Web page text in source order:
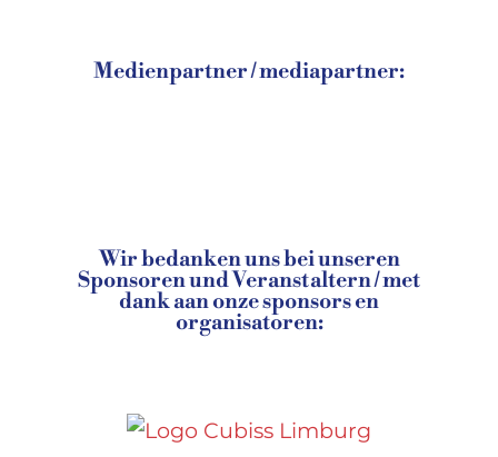
Medienpartner / mediapartner:
Wir bedanken uns bei unseren
Sponsoren und Veranstaltern / met
dank aan onze sponsors en
organisatoren: